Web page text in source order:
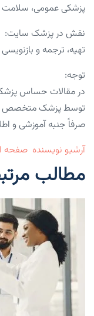
پزشکی عمومی، سلامت
نقش در پزشک سایت:
تهیه، ترجمه و
توجه:
در مقالات حساس
توسط پزشک متخصص
صرفاً جنبه آموزشی و
آرشیو نویسنده صفحه
مطالب